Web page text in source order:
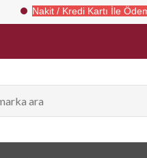
Kartı İle Ödeme İmkanı